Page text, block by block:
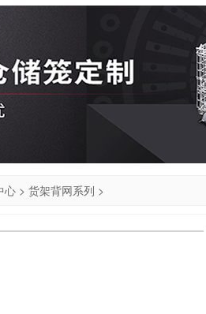
心 > 货架背网系列 >